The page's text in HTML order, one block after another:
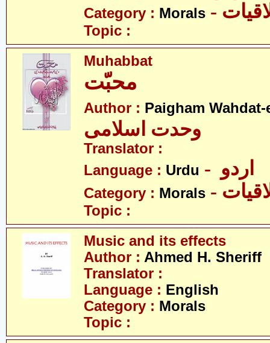
Category : Morals
Topic :
Muhabbat
محبّت
Author : Paigham
وحدت اسلامی
Translator :
Language : Urdu
Category : Morals
Topic :
Music and its effects
Author : Ahmed H. Sheriff
Translator :
Language : English
Category : Morals
Topic :